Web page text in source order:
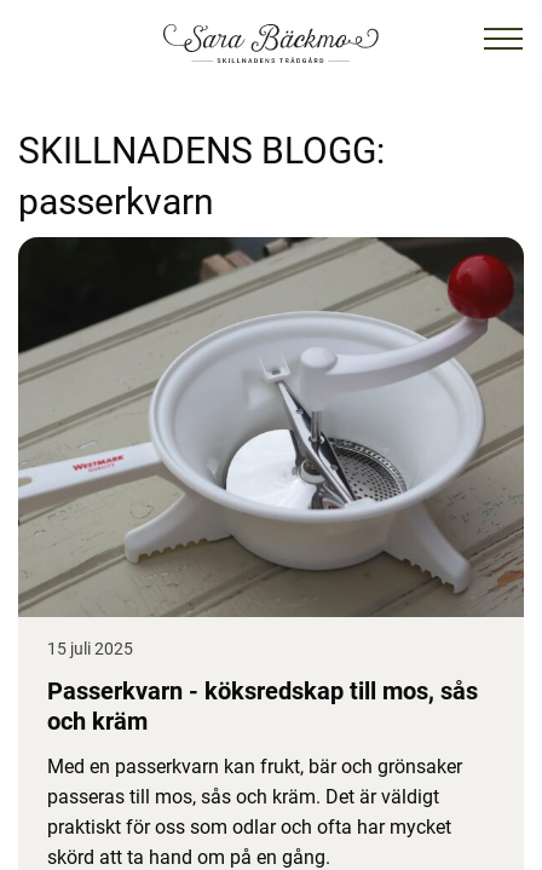
SKILLNADENS BLOGG:
passerkvarn
15 juli 2025
Passerkvarn - köksredskap till mos, sås
och kräm
Med en passerkvarn kan frukt, bär och grönsaker
passeras till mos, sås och kräm. Det är väldigt
praktiskt för oss som odlar och ofta har mycket
skörd att ta hand om på en gång.